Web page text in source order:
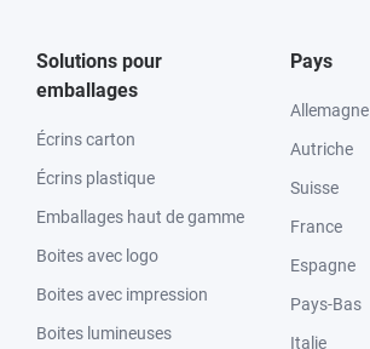
Solutions pour
emballages
Écrins carton
Écrins plastique
Emballages haut de gamme
Boites avec logo
Boites avec impression
Boites lumineuses
Pays
Allemagne
Autriche
Suisse
France
Espagne
Pays-Bas
Italie